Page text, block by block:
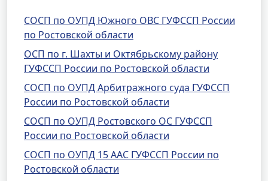
СОСП по ОУПД Южного ОВС ГУФССП России
по Ростовской области
ОСП по г. Шахты и Октябрьскому району
ГУФССП России по Ростовской области
СОСП по ОУПД Арбитражного суда ГУФССП
России по Ростовской области
СОСП по ОУПД Ростовского ОС ГУФССП
России по Ростовской области
СОСП по ОУПД 15 ААС ГУФССП России по
Ростовской области